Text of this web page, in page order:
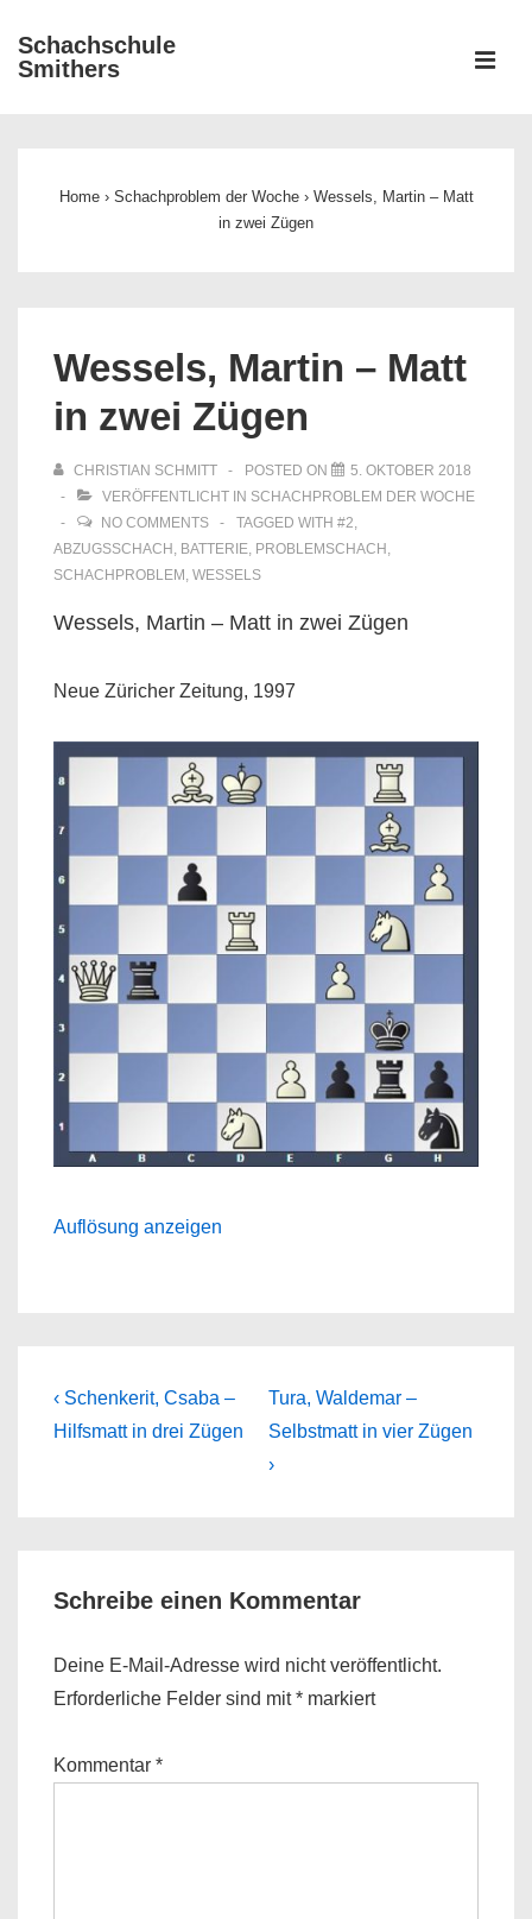
Zum
Inhalt
Schachschule
Smithers
Home › Schachproblem der Woche › Wessels, Martin – Matt
in zwei Zügen
Wessels, Martin – Matt
in zwei Zügen
CHRISTIAN SCHMITT POSTED ON
5. OKTOBER 2018
VERÖFFENTLICHT IN SCHACHPROBLEM DER WOCHE
NO COMMENTS
TAGGED WITH #2,
ABZUGSSCHACH , BATTERIE, PROBLEMSCHACH ,
SCHACHPROBLEM , WESSELS
Wessels, Martin – Matt in zwei Zügen
Neue Züricher Zeitung, 1997
Auflösung anzeigen
Beitragsnavigation
Previous
Post
‹ Schenkerit, Csaba –
Hilfsmatt in drei Zügen
Next
Post
is
Tura, Waldemar –
Selbstmatt in vier Zügen
›
Schreibe einen Kommentar
Deine E-Mail-Adresse wird nicht veröffentlicht.
Erforderliche Felder sind mit* markiert
Kommentar *